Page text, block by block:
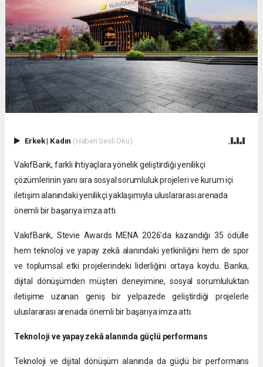
Erkek| Kadın (Haberi Sesli Oku)
VakıfBank, farklı ihtiyaçlara yönelik geliştirdiği yenilikçi
çözümlerinin yanı sıra sosyal sorumluluk projeleri ve kurum içi
iletişim alanındaki yenilikçi yaklaşımıyla uluslararası arenada
önemli bir başarıya imza attı.
VakıfBank, Stevie Awards MENA 2026’da kazandığı 35 ödülle
hem teknoloji ve yapay zekâ alanındaki yetkinliğini hem de spor
ve toplumsal etki projelerindeki liderliğini ortaya koydu. Banka,
dijital dönüşümden müşteri deneyimine, sosyal sorumluluktan
iletişime uzanan geniş bir yelpazede geliştirdiği projelerle
uluslararası arenada önemli bir başarıya imza attı.
Teknoloji ve yapay zekâ alanında güçlü performans
Teknoloji ve dijital dönüşüm alanında da güçlü bir performans